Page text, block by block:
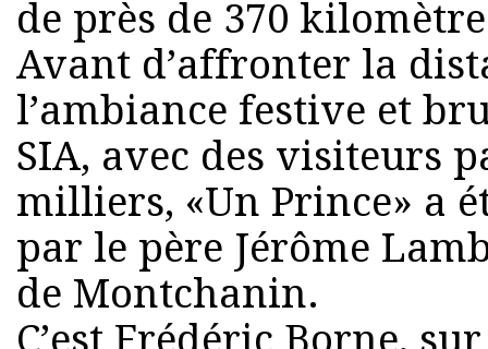
de près de 370
Avant d’affronter la
l’ambiance festive et
SIA, avec des visiteurs
milliers, «Un Prince» a
par le père Jérôme
de Montchanin.
C’est Frédéric Borne,